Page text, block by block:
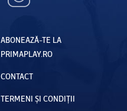
ABONEAZĂ-TE LA
PRIMAPLAY.RO
CONTACT
TERMENI ȘI CONDIȚII